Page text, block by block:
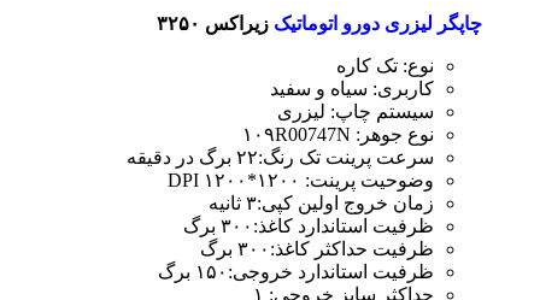
چاپگر لیزری دورو اتوماتیک زیراکس ۳۲۵۰
نوع: تک کاره
کاربری: سیاه و سفید
سیستم چاپ: لیزری
نوع جوهر: ۱۰۹R00747N
سرعت پرینت تک رنگ:۲۲ برگ در دقیقه
وضوحیت پرینت: ۱۲۰۰*۱۲۰۰ DPI
زمان خروج اولین کپی:۳ ثانیه
ظرفیت استاندارد کاغذ:۳۰۰ برگ
ظرفیت حداکثر کاغذ:۳۰۰ برگ
ظرفیت استاندارد خروجی:۱۵۰ برگ
حداکثر سایز خروجی: ۱